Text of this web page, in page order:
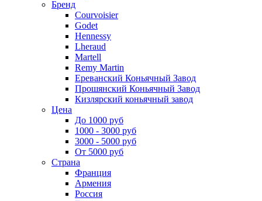
Бренд
Courvoisier
Godet
Hennessy
Lheraud
Martell
Remy Martin
Ереванский Коньячный Завод
Прошянский Коньячный Завод
Кизлярский коньячный завод
Цена
До 1000 руб
1000 - 3000 руб
3000 - 5000 руб
От 5000 руб
Страна
Франция
Армения
Россия